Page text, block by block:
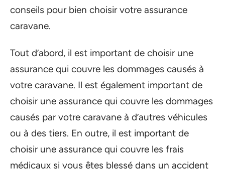
conseils pour bien choisir votre assurance
caravane.
Tout d’abord, il est important de choisir une
assurance qui couvre les dommages causés à
votre caravane. Il est également important de
choisir une assurance qui couvre les dommages
causés par votre caravane à d’autres véhicules
ou à des tiers. En outre, il est important de
choisir une assurance qui couvre les frais
médicaux si vous êtes blessé dans un accident